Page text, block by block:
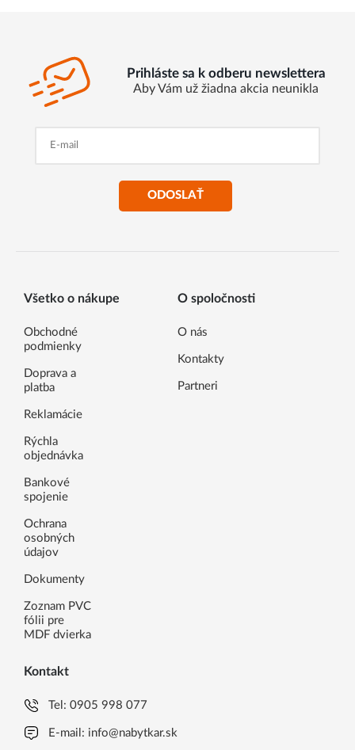
Prihláste sa k odberu newslettera
Aby Vám už žiadna akcia neunikla
ODOSLAŤ
Všetko o nákupe
Obchodné
podmienky
Doprava a
platba
Reklamácie
Rýchla
objednávka
Bankové
spojenie
Ochrana
osobných
údajov
Dokumenty
Zoznam PVC
fólii pre
MDF dvierka
O spoločnosti
O nás
Kontakty
Partneri
Kontakt
Tel:0905 998 077
E-mail: info@nabytkar.sk